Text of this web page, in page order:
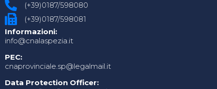
(+39)0187/598080
(+39)0187/598081
Informazioni:
info@cnalaspezia.it
PEC:
cnaprovinciale.sp@legalmail.it
Data Protection Officer: